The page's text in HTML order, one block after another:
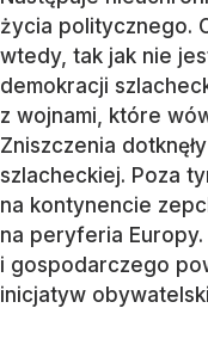
życia politycznego.
wtedy, tak jak nie
demokracji
z wojnami, które
Zniszczenia
szlacheckiej. Poza
na kontynencie
na peryferia
i gospodarczego
inicjatyw